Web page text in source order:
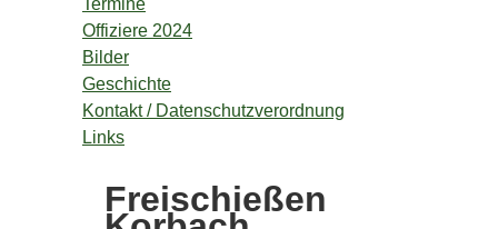
Offiziere 2024
Bilder
Geschichte
Kontakt / Datenschutzverordnung
Links
Freischießen